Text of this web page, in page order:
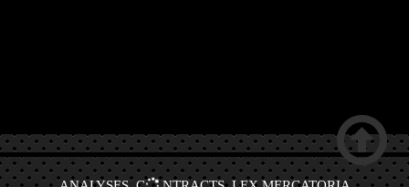
